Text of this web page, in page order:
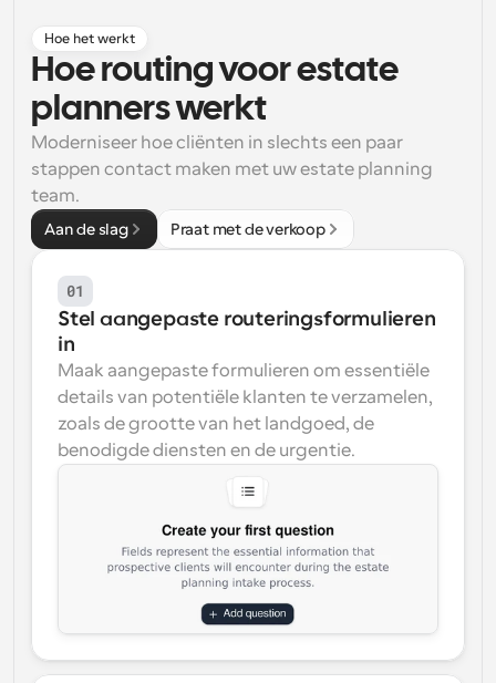
Supercharged planning met AI-gestuurde
oproepen
Workflow
Automatiseer planning en herinneringen
Blog
Blijf op de hoogte van het laatste nieuws en updates
Ontmoet cliënten binnen enkele minuten
Dynamische Groep Links
Boek naadloos vergaderingen met meerdere mensen
Ontvang een melding wanneer er iets gebeurt
Hoe het werkt
Hoe routing voor estate
planners werkt
Moderniseer hoe cliënten in slechts een paar
stappen contact maken met uw estate planning
team.
Aan de slag Praat met de verkoop
01
Stel aangepaste routeringsformulieren
in
Maak aangepaste formulieren om essentiële
details van potentiële klanten te verzamelen,
zoals de grootte van het landgoed, de
benodigde diensten en de urgentie.